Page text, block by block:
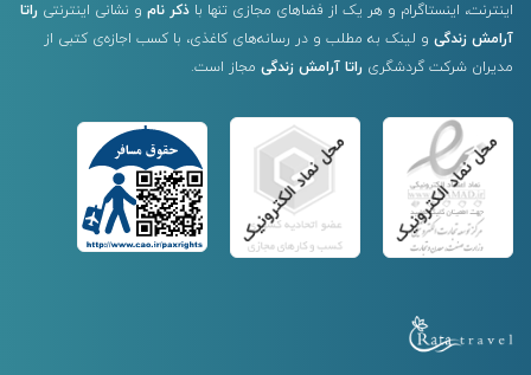
اینترنت، اینستاگرام و هر یک از فضاهای مجازی تنها با ذکر نام و نشانی اینترنتی راتا
آرامش زندگی و لینک به مطلب و در رسانه‌های کاغذی، با کسب اجازه‌ی کتبی از
مدیران شرکت گردشگری راتا آرامش زندگی مجاز است.